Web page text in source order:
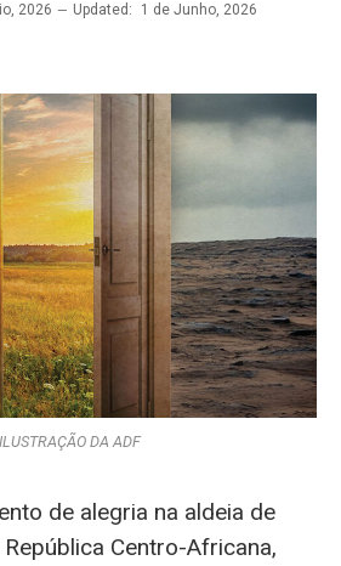
2026 Updated:
1 de Junho, 2026
ILUSTRAÇÃO DA ADF
de alegria na aldeia de
Centro-Africana,